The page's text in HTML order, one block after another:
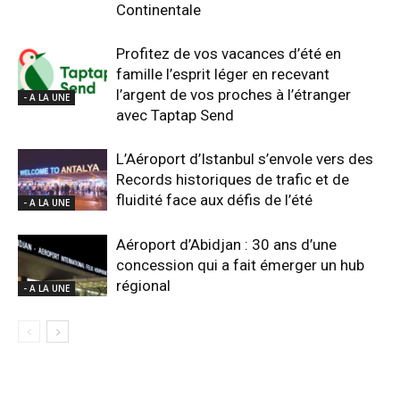
Continentale
- A LA UNE
Profitez de vos vacances d’été en
famille l’esprit léger en recevant
l’argent de vos proches à l’étranger
avec Taptap Send
- A LA UNE
L’Aéroport d’Istanbul s’envole vers des
Records historiques de trafic et de
fluidité face aux défis de l’été
- A LA UNE
Aéroport d’Abidjan : 30 ans d’une
concession qui a fait émerger un hub
régional